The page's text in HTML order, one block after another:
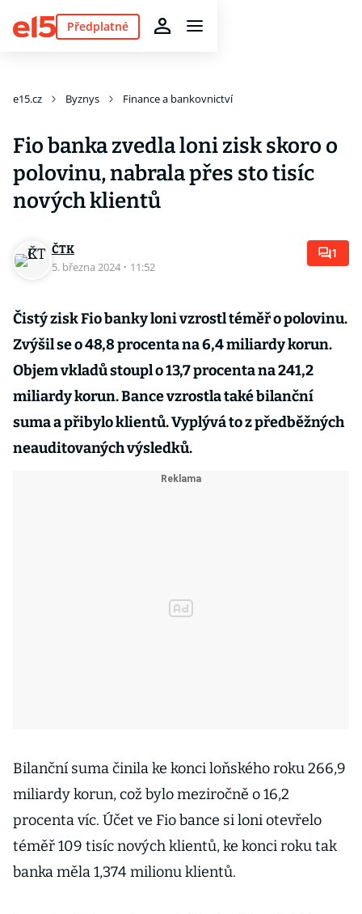
Předplatné
e15.cz Byznys Finance a bankovnictví
Fio banka zvedla loni zisk skoro o
polovinu, nabrala přes sto tisíc
nových klientů
ČTK
5. března 2024 · 11:52
1
Čistý zisk Fio banky loni vzrostl téměř o polovinu.
Zvýšil se o 48,8 procenta na 6,4 miliardy korun.
Objem vkladů stoupl o 13,7 procenta na 241,2
miliardy korun. Bance vzrostla také bilanční
suma a přibylo klientů. Vyplývá to z předběžných
neauditovaných výsledků.
Bilanční suma činila ke konci loňského roku 266,9
miliardy korun, což bylo meziročně o 16,2
procenta víc. Účet ve Fio bance si loni otevřelo
téměř 109 tisíc nových klientů, ke konci roku tak
banka měla 1,374 milionu klientů.